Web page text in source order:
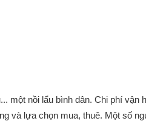
một nồi lẩu bình dân. Chi phí vận
và lựa chọn mua, thuê. Một số